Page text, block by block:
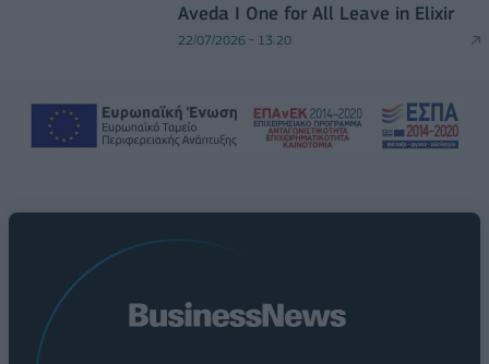
Aveda I One for All Leave in Elixir
22/07/2026 - 13:20